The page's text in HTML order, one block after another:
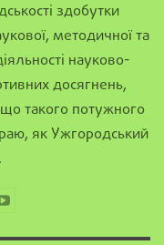
здобутки
методичної та
науково-
досягнень,
такого потужного
як Ужгородський